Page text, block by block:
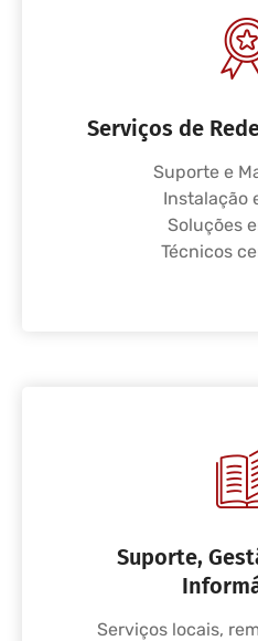
Serviços de
Suporte e
Instalação
Soluções
Técnicos
Suporte,
Serviços locais,